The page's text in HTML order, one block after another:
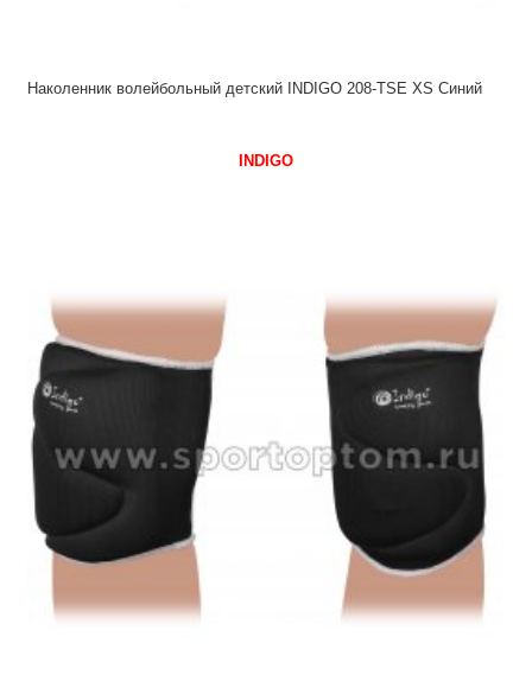
Наколенник волейбольный детский INDIGO 208-ТSE XS Синий
INDIGO